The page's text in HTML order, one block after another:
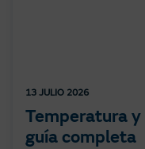
13 JULIO 2026
Temperatura y
guía completa